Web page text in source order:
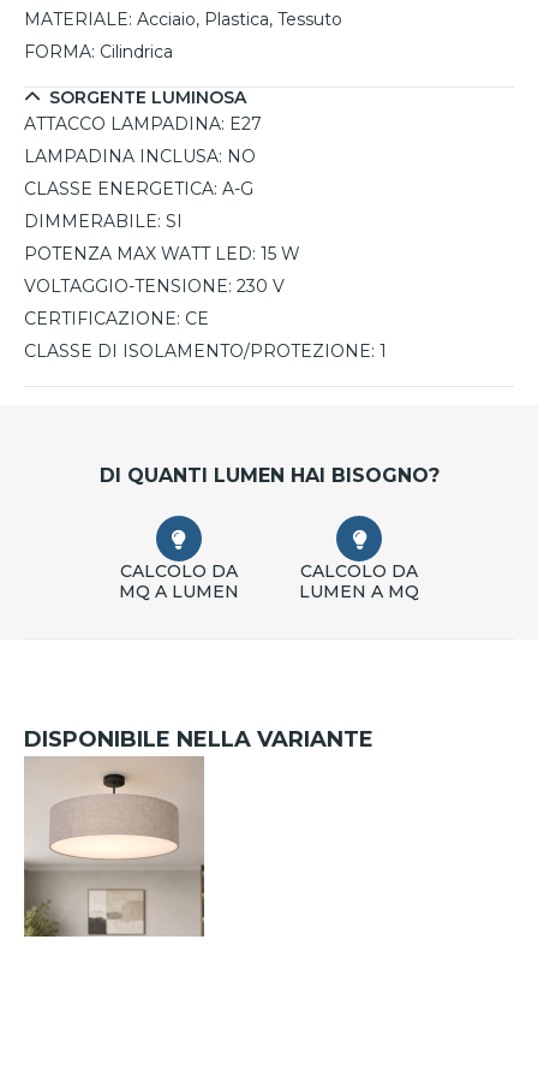
MATERIALE: Acciaio, Plastica, Tessuto
FORMA: Cilindrica
SORGENTE LUMINOSA
ATTACCO LAMPADINA: E27
LAMPADINA INCLUSA: NO
CLASSE ENERGETICA: A-G
DIMMERABILE: SI
POTENZA MAX WATT LED: 15 W
VOLTAGGIO-TENSIONE: 230 V
CERTIFICAZIONE: CE
CLASSE DI ISOLAMENTO/PROTEZIONE: 1
DI QUANTI LUMEN HAI BISOGNO?
CALCOLO DA
MQ A LUMEN
CALCOLO DA
LUMEN A MQ
DISPONIBILE NELLA VARIANTE